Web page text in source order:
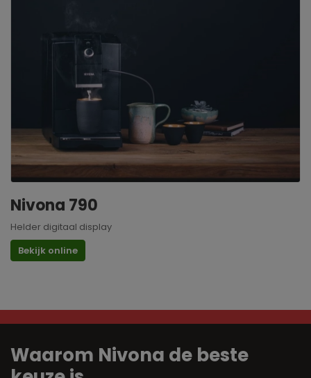
Nivona 790
Helder digitaal display
Bekijk online
Waarom Nivona de beste